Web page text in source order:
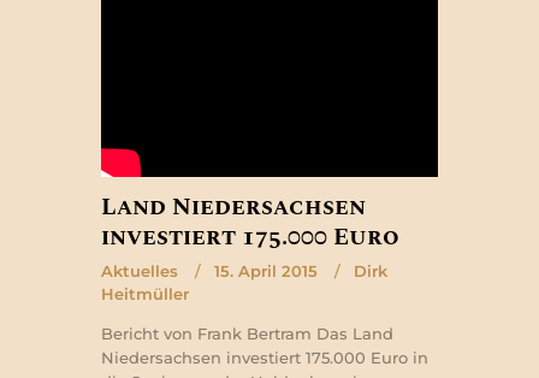
Land Niedersachsen
investiert 175.000 Euro
Aktuelles 15. April 2015
Dirk
Heitmüller
Bericht von Frank Bertram Das Land
Niedersachsen investiert 175.000 Euro in